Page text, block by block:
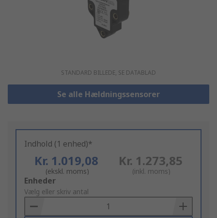
STANDARD BILLEDE, SE DATABLAD
Se alle Hældningssensorer
Indhold (1 enhed)*
Kr. 1.019,08
(ekskl. moms)
Kr. 1.273,85
(inkl. moms)
Add
to
Basket
Enheder
Vælg eller skriv antal